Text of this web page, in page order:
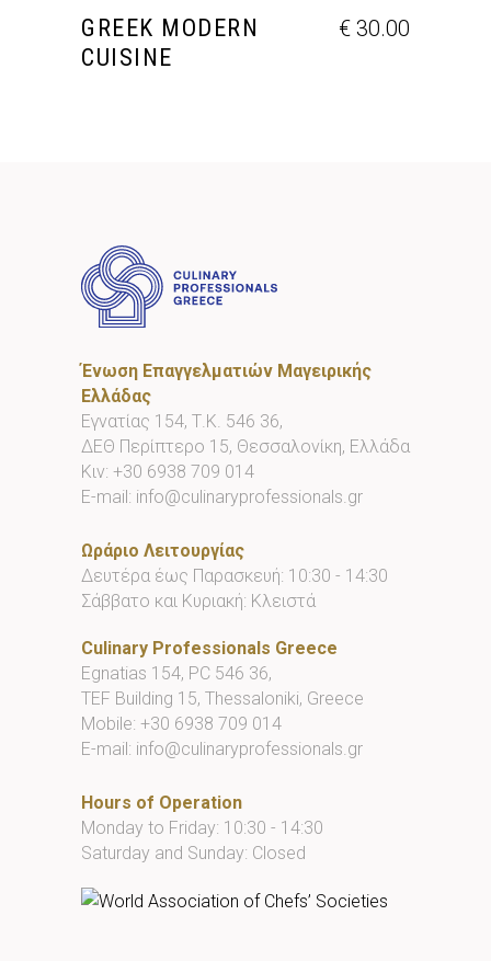
GREEK MODERN
CUISINE
€ 30.00
Ένωση Επαγγελματιών Μαγειρικής
Ελλάδας
Εγνατίας 154, Τ.Κ. 546 36,
ΔΕΘ Περίπτερο 15, Θεσσαλονίκη, Ελλάδα
Κιν: +30 6938 709 014
E-mail: info@culinaryprofessionals.gr
Ωράριο Λειτουργίας
Δευτέρα έως Παρασκευή: 10:30 - 14:30
Σάββατο και Κυριακή: Κλειστά
Culinary Professionals Greece
Egnatias 154, PC 546 36,
TEF Building 15, Thessaloniki, Greece
Mobile: +30 6938 709 014
E-mail: info@culinaryprofessionals.gr
Hours of Operation
Monday to Friday: 10:30 - 14:30
Saturday and Sunday: Closed